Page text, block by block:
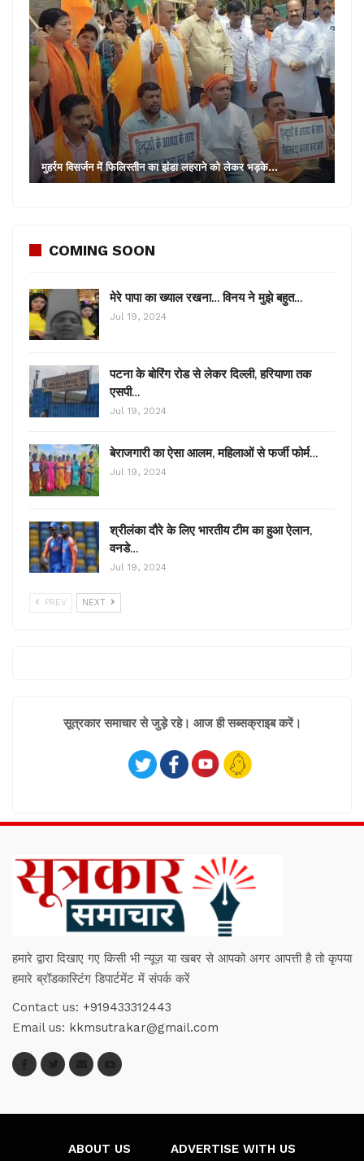
मुहर्रम विसर्जन में फिलिस्तीन का झंडा लहराने को लेकर भड़के…
COMING SOON
मेरे पापा का ख्याल रखना… विनय ने मुझे बहुत…
Jul 19, 2024
पटना के बोरिंग रोड से लेकर दिल्ली, हरियाणा तक
एसपी…
Jul 19, 2024
बेराजगारी का ऐसा आलम, महिलाओं से फर्जी फोर्म…
Jul 19, 2024
श्रीलंका दौरे के लिए भारतीय टीम का हुआ ऐलान,
वनडे…
Jul 19, 2024
PREV NEXT
सूत्रकार समाचार से जुड़े रहे। आज ही सब्सक्राइब करें।
हमारे द्वारा दिखाए गए किसी भी न्यूज़ या खबर से आपको अगर आपत्ती है तो कृपया
हमारे ब्रॉडकास्टिंग डिपार्टमेंट में संपर्क करें
Contact us: +919433312443
Email us: kkmsutrakar@gmail.com
ABOUT US ADVERTISE WITH US